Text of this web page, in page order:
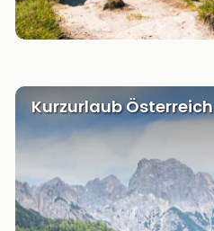
Kurzurlaub Österreich